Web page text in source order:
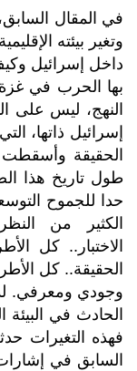
a
m n في المقال
وتغير بيئته
داخل إسرائيل
بها الحرب في
النهج، ليس على
إسرائيل ذاتها،
الحقيقة
طول تاريخ هذا
حدا للجموح
الكثير من
الاختبار.. كل
الحقيقة.. كل
وجودي ومعرفي.
الحادث في البيئة
فهذه التغيرات
السابق في